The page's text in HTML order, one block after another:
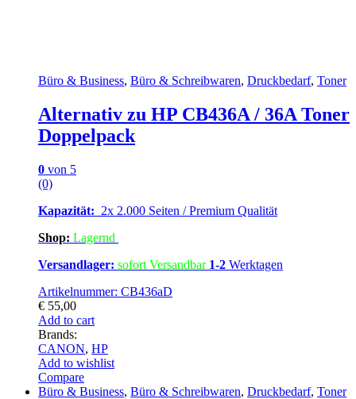
Büro & Business, Büro & Schreibwaren, Druckbedarf, Toner
Alternativ zu HP CB436A / 36A Toner
Doppelpack
0 von 5
(0)
Kapazität: 2x 2.000 Seiten / Premium Qualität
Shop: Lagernd
Versandlager: sofort Versandbar 1-2 Werktagen
Artikelnummer: CB436aD
€ 55,00
Add to cart
Brands:
CANON, HP
Add to wishlist
Compare
Büro & Business, Büro & Schreibwaren, Druckbedarf, Toner